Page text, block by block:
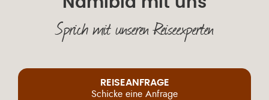
Sprich mit unseren Reiseexperten
REISEANFRAGE
Schicke eine Anfrage